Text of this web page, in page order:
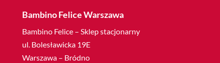
Bambino Felice Warszawa
Bambino Felice – Sklep stacjonarny
ul. Bolesławicka 19E
Warszawa – Bródno